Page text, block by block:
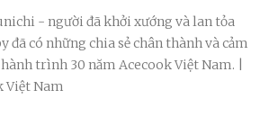
- người đã khởi xướng và lan tỏa
đã có những chia sẻ chân thành và cảm
trình 30 năm Acecook Việt Nam. |
Việt Nam